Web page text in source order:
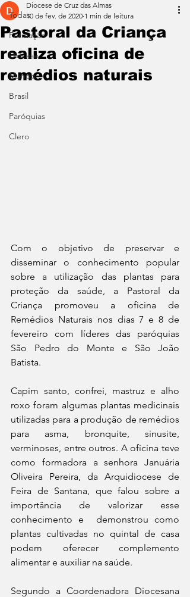
Todas
Formação
Diocese
Mundo
Brasil
Paróquias
Clero
Pastoral da Criança
realiza oficina de
remédios naturais
Diocese de Cruz das Almas
10 de fev. de 2020 1 min de leitura
Com o objetivo de preservar e
disseminar o conhecimento popular
sobre a utilização das plantas para
proteção da saúde, a Pastoral da
Criança promoveu a oficina de
Remédios Naturais nos dias 7 e 8 de
fevereiro com líderes das paróquias
São Pedro do Monte e São João
Batista.
Capim santo, confrei, mastruz e alho
roxo foram algumas plantas medicinais
utilizadas para a produção de remédios
para asma, bronquite, sinusite,
verminoses, entre outros. A oficina teve
como formadora a senhora Januária
Oliveira Pereira, da Arquidiocese de
Feira de Santana, que falou sobre a
importância de valorizar esse
conhecimento e  demonstrou como
plantas cultivadas no quintal de casa
podem oferecer complemento
alimentar e auxiliar na saúde.
Segundo a Coordenadora Diocesana